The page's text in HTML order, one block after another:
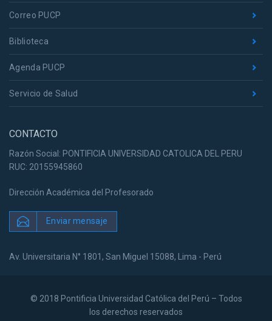
Correo PUCP
Biblioteca
Agenda PUCP
Servicio de Salud
CONTACTO
Razón Social: PONTIFICIA UNIVERSIDAD CATOLICA DEL PERU
RUC: 20155945860
Dirección Académica del Profesorado
Enviar mensaje
Av. Universitaria N° 1801, San Miguel 15088, Lima - Perú
© 2018 Pontificia Universidad Católica del Perú – Todos
los derechos reservados